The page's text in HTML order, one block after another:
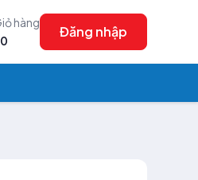
hàng
Đăng nhập